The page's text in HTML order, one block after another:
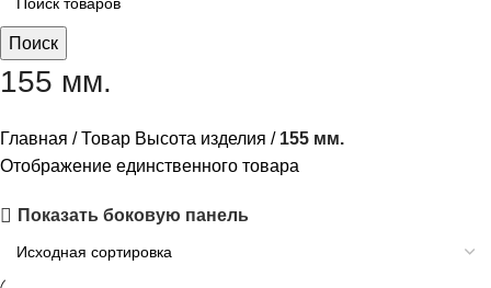
Поиск
155 мм.
Главная Товар Высота изделия
155 мм.
Отображение единственного товара
Показать боковую панель